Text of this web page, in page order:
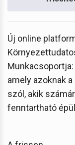
Új online
amely azoknak
szól, akik
fenntartható